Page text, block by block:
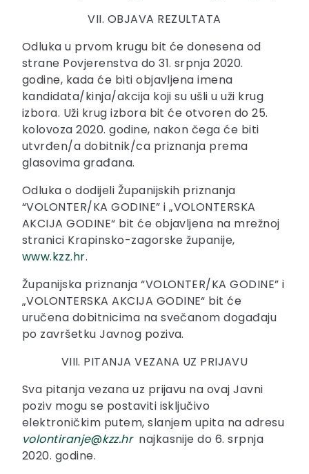
VII. OBJAVA REZULTATA
Odluka u prvom krugu bit će donesena od
strane Povjerenstva do 31. srpnja 2020.
godine, kada će biti objavljena imena
kandidata/kinja/akcija koji su ušli u uži krug
izbora. Uži krug izbora bit će otvoren do 25.
kolovoza 2020. godine, nakon čega će biti
utvrđen/a dobitnik/ca priznanja prema
glasovima građana.
Odluka o dodijeli Županijskih priznanja
“VOLONTER/KA GODINE” i „VOLONTERSKA
AKCIJA GODINE“ bit će objavljena na mrežnoj
stranici Krapinsko-zagorske županije,
www.kzz.hr.
Županijska priznanja “VOLONTER/KA GODINE” i
„VOLONTERSKA AKCIJA GODINE“ bit će
uručena dobitnicima na svečanom događaju
po završetku Javnog poziva.
VIII. PITANJA VEZANA UZ PRIJAVU
Sva pitanja vezana uz prijavu na ovaj Javni
poziv mogu se postaviti isključivo
elektroničkim putem, slanjem upita na adresu
volontiranje@kzz.hr najkasnije do 6. srpnja
2020. godine.